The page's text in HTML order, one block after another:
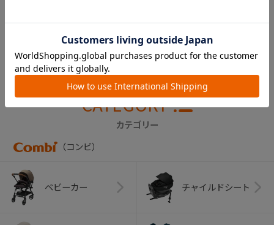
￥1,650
CATEGORY
カテゴリー
（コンビ）
ベビーカー チャイルドシート